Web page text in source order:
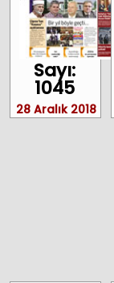
Sayı:
1045
28 Aralık 2018